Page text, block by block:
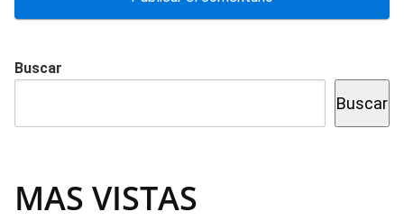
Buscar
Buscar
MAS VISTAS